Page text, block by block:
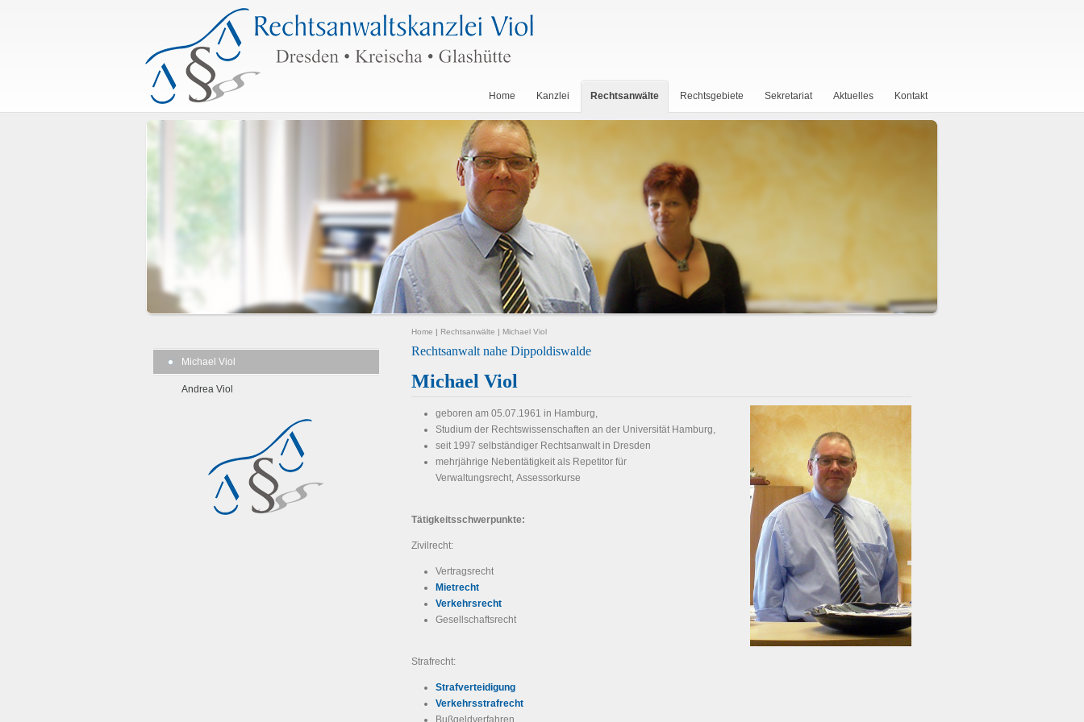
Home Kanzlei Rechtsanwälte Rechtsgebiete Sekretariat Aktuelles Kontakt
Michael Viol
Andrea Viol
Home | Rechtsanwälte | Michael Viol
Rechtsanwalt nahe Dippoldiswalde
Michael Viol
geboren am 05.07.1961 in Hamburg,
Studium der Rechtswissenschaften an der Universität Hamburg,
seit 1997 selbständiger Rechtsanwalt in Dresden
mehrjährige Nebentätigkeit als Repetitor für
Verwaltungsrecht, Assessorkurse
Tätigkeitsschwerpunkte:
Zivilrecht:
Vertragsrecht
Mietrecht
Verkehrsrecht
Gesellschaftsrecht
Strafrecht:
Strafverteidigung
Verkehrsstrafrecht
Bußgeldverfahren